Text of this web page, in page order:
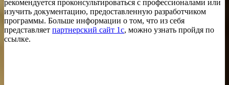
рекомендуется проконсультироваться с профессионалами или
изучить документацию, предоставленную разработчиком
программы. Больше информации о том, что из себя
представляет партнерский сайт 1с, можно узнать пройдя по
ссылке.